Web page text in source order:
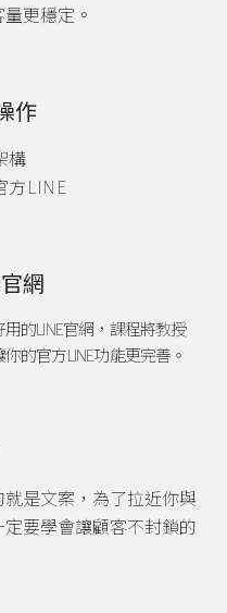
更穩定。
作
構
方LINE
網
的LINE官網，課程將教授
的官方LINE功能更完善。
是文案，為了拉近你與
要學會讓顧客不封鎖的